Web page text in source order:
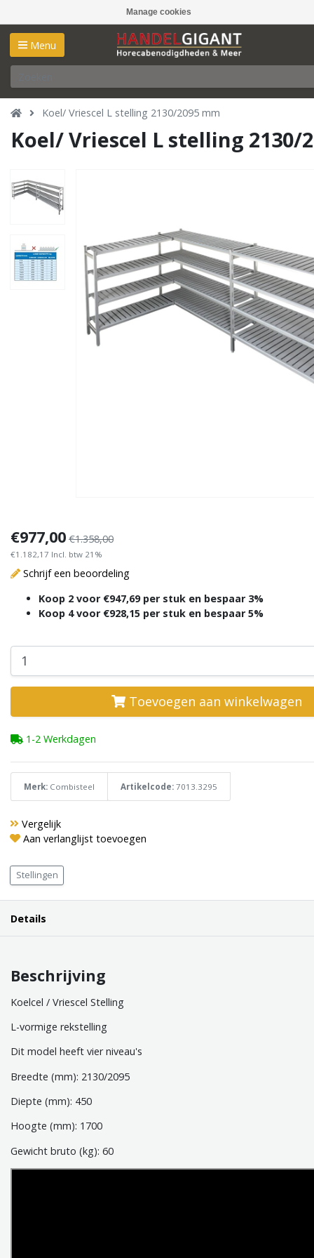
Manage cookies
Menu
Koel/ Vriescel L stelling 2130/2095 mm
Koel/ Vriescel L stelling 2130/
€977,00 €1.358,00
€1.182,17 Incl. btw 21%
Schrijf een beoordeling
Koop 2 voor €947,69 per stuk en bespaar 3%
Koop 4 voor €928,15 per stuk en bespaar 5%
Toevoegen aan winkelwagen
1-2 Werkdagen
Merk: Combisteel Artikelcode: 7013.3295
Vergelijk
Aan verlanglijst toevoegen
Stellingen
Details
Beschrijving
Koelcel / Vriescel Stelling
L-vormige rekstelling
Dit model heeft vier niveau's
Breedte (mm): 2130/2095
Diepte (mm): 450
Hoogte (mm): 1700
Gewicht bruto (kg): 60